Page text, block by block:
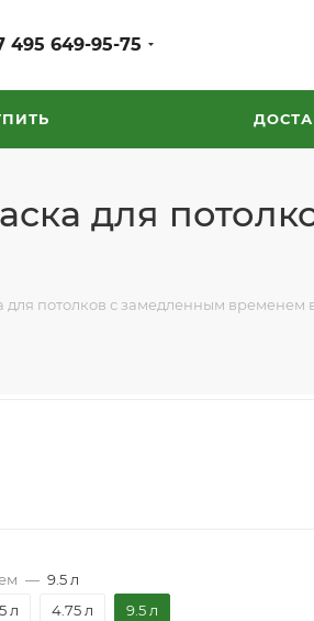
495 649-95-75
для
для потолков с замедленным временем
— 9.5 л
л
4.75 л 9.5 л